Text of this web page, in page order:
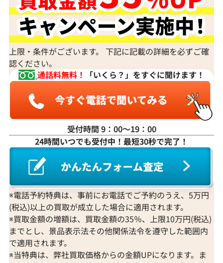
上限・条件がございます。 下記に記載の詳細を必ずご確
認ください。
通話料無料！
「いくら？」をすぐに聞けます！
受付時間 9：00〜19：00
24時間いつでも受付中！最短30秒で完了！
※電話予約特典は、事前にお電話でご予約のうえ、5万円
(税込)以上の買取が成立した場合に適用されます。
※買取金額の増額は、買取金額の35％、上限10万円(税込)
までとし、景品表示法その他関係法令を遵守した範囲内
で適用されます。
※当特典は、弊社買取価格からの金額UPになります。ま